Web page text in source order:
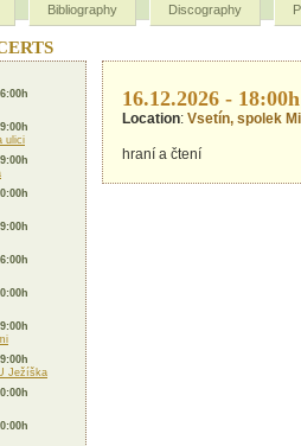
Bibliography Discography
16.12.2026 - 18:00h
Location: Vsetín, spolek
hraní a čtení
ulici
Ježíška